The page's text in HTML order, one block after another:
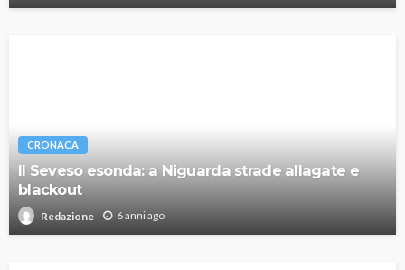
CRONACA
Il Seveso esonda: a Niguarda strade allagate e
blackout
Redazione 6 anni ago